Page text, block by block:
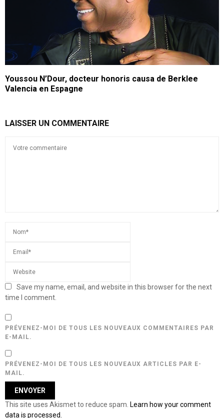
Youssou N’Dour, docteur honoris causa de Berklee
Valencia en Espagne
LAISSER UN COMMENTAIRE
Save my name, email, and website in this browser for the next
time I comment.
PRÉVENEZ-MOI DE TOUS LES NOUVEAUX COMMENTAIRES PAR
E-MAIL.
PRÉVENEZ-MOI DE TOUS LES NOUVEAUX ARTICLES PAR E-
MAIL.
This site uses Akismet to reduce spam. Learn how your comment
data is processed.